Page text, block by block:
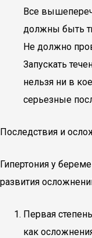
Все
должны быть
Не должно
Запускать
нельзя ни в
серьезные
Последствия и
Гипертония у
развития
Первая
как